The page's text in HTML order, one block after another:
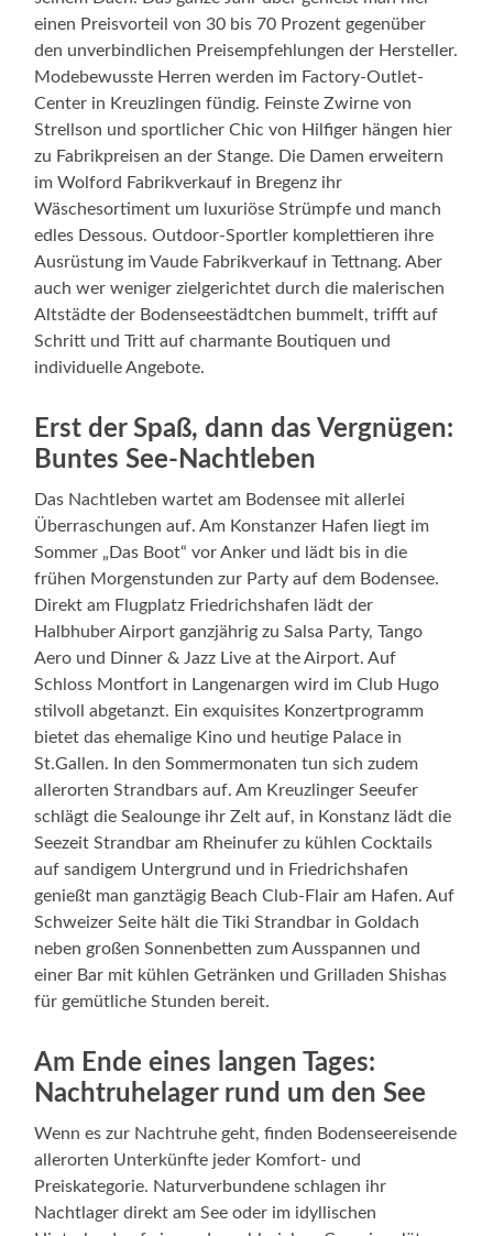
einen Preisvorteil von 30 bis 70 Prozent gegenüber
den unverbindlichen Preisempfehlungen der Hersteller.
Modebewusste Herren werden im Factory-Outlet-
Center in Kreuzlingen fündig. Feinste Zwirne von
Strellson und sportlicher Chic von Hilfiger hängen hier
zu Fabrikpreisen an der Stange. Die Damen erweitern
im Wolford Fabrikverkauf in Bregenz ihr
Wäschesortiment um luxuriöse Strümpfe und manch
edles Dessous. Outdoor-Sportler komplettieren ihre
Ausrüstung im Vaude Fabrikverkauf in Tettnang. Aber
auch wer weniger zielgerichtet durch die malerischen
Altstädte der Bodenseestädtchen bummelt, trifft auf
Schritt und Tritt auf charmante Boutiquen und
individuelle Angebote.
Erst der Spaß, dann das Vergnügen:
Buntes See-Nachtleben
Das Nachtleben wartet am Bodensee mit allerlei
Überraschungen auf. Am Konstanzer Hafen liegt im
Sommer „Das Boot“ vor Anker und lädt bis in die
frühen Morgenstunden zur Party auf dem Bodensee.
Direkt am Flugplatz Friedrichshafen lädt der
Halbhuber Airport ganzjährig zu Salsa Party, Tango
Aero und Dinner & Jazz Live at the Airport. Auf
Schloss Montfort in Langenargen wird im Club Hugo
stilvoll abgetanzt. Ein exquisites Konzertprogramm
bietet das ehemalige Kino und heutige Palace in
St.Gallen. In den Sommermonaten tun sich zudem
allerorten Strandbars auf. Am Kreuzlinger Seeufer
schlägt die Sealounge ihr Zelt auf, in Konstanz lädt die
Seezeit Strandbar am Rheinufer zu kühlen Cocktails
auf sandigem Untergrund und in Friedrichshafen
genießt man ganztägig Beach Club-Flair am Hafen. Auf
Schweizer Seite hält die Tiki Strandbar in Goldach
neben großen Sonnenbetten zum Ausspannen und
einer Bar mit kühlen Getränken und Grilladen Shishas
für gemütliche Stunden bereit.
Am Ende eines langen Tages:
Nachtruhelager rund um den See
Wenn es zur Nachtruhe geht, finden Bodenseereisende
allerorten Unterkünfte jeder Komfort- und
Preiskategorie. Naturverbundene schlagen ihr
Nachtlager direkt am See oder im idyllischen